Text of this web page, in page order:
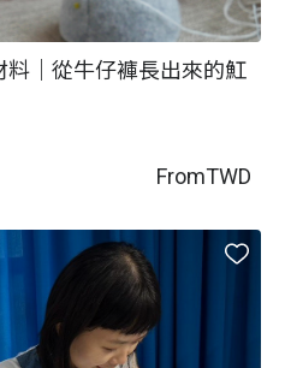
料｜從牛仔褲長出來的魟
FromTWD